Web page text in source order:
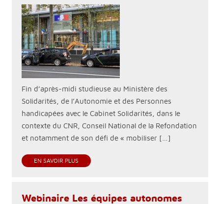
Fin d’après-midi studieuse au Ministère des
Solidarités, de l’Autonomie et des Personnes
handicapées avec le Cabinet Solidarités, dans le
contexte du CNR, Conseil National de la Refondation
et notamment de son défi de « mobiliser […]
EN SAVOIR PLUS
Webinaire Les équipes autonomes